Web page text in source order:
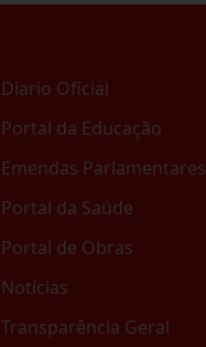
Diario Oficial
Portal da Educação
Emendas Parlamentares
Portal da Saúde
Portal de Obras
Notícias
Transparência Geral